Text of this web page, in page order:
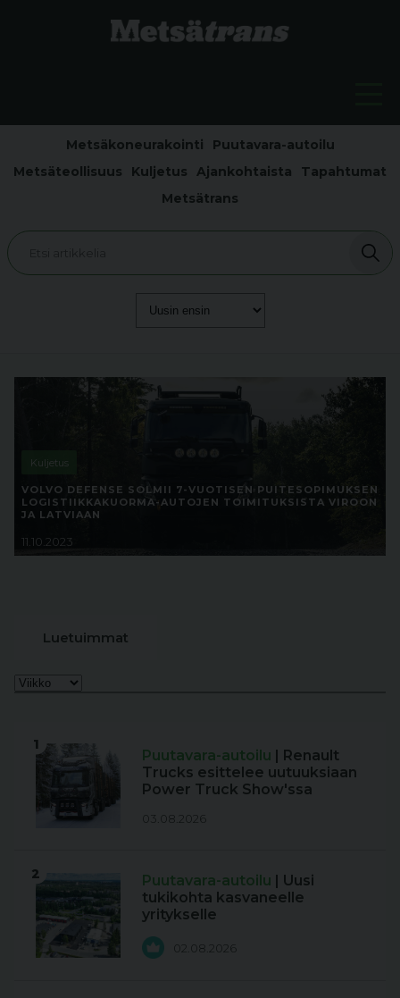
Metsäkoneurakointi
Puutavara-autoilu
Metsäteollisuus
Kuljetus Ajankohtaista
Tapahtumat
Metsätrans
Kuljetus
VOLVO DEFENSE SOLMII 7-VUOTISEN PUITESOPIMUKSEN
LOGISTIIKKAKUORMA-AUTOJEN TOIMITUKSISTA VIROON
JA LATVIAAN
11.10.2023
Luetuimmat
1
Puutavara-autoilu | Renault
Trucks esittelee uutuuksiaan
Power Truck Show'ssa
03.08.2026
2 Puutavara-autoilu | Uusi
tukikohta kasvaneelle
yritykselle
02.08.2026